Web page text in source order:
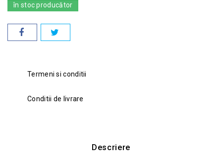
în stoc producător
Termeni si conditii
Conditii de livrare
Descriere